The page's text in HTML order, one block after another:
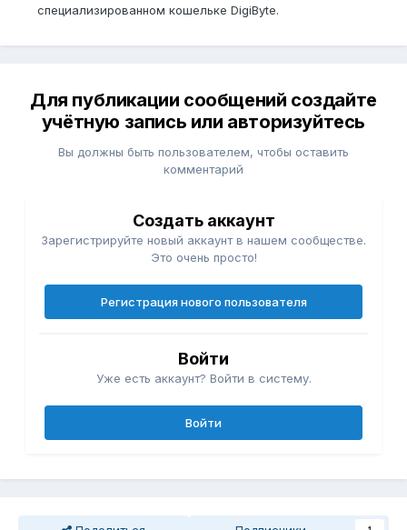
специализированном кошельке DigiByte.
Для публикации сообщений создайте
учётную запись или авторизуйтесь
Вы должны быть пользователем, чтобы оставить
комментарий
Создать аккаунт
Зарегистрируйте новый аккаунт в нашем сообществе.
Это очень просто!
Регистрация нового пользователя
Войти
Уже есть аккаунт? Войти в систему.
Войти